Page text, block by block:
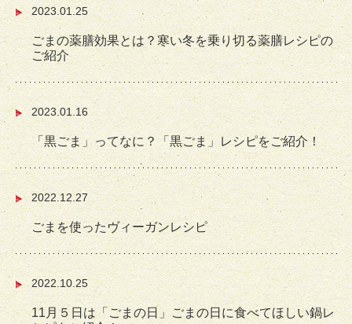
2023.01.25
ごまの薬膳効果とは？寒い冬を乗り切る薬膳レシピの
ご紹介
2023.01.16
「黒ごま」ってなに？「黒ごま」レシピをご紹介！
2022.12.27
ごまを使ったヴィーガンレシピ
2022.10.25
11月５日は「ごまの日」ごまの日に食べてほしい鍋レ